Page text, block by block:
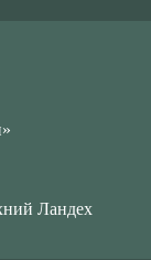
Ландех